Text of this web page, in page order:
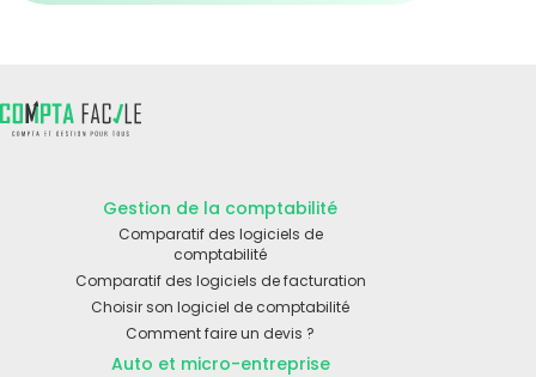
Gestion de la comptabilité
Comparatif des logiciels de
comptabilité
Comparatif des logiciels de facturation
Choisir son logiciel de comptabilité
Comment faire un devis ?
Auto et micro-entreprise